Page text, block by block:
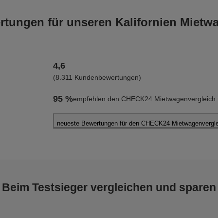
für unseren Kalifornien
4,6
(8.311 Kundenbewertungen)
95 %empfehlen den CHECK24
neueste Bewertungen für den CHECK24
Arkadiusz C.
Beim Testsieger vergleichen und sparen